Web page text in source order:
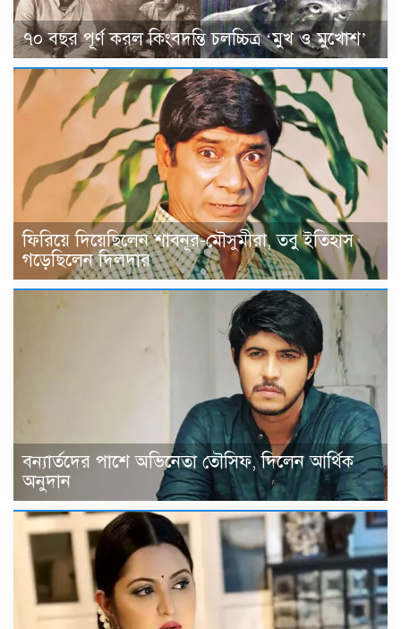
৭০ বছর পূর্ণ করল কিংবদন্তি চলচ্চিত্র ‘মুখ ও মুখোশ’
ফিরিয়ে দিয়েছিলেন শাবনূর-মৌসুমীরা, তবু ইতিহাস
গড়েছিলেন দিলদার
বন্যার্তদের পাশে অভিনেতা তৌসিফ, দিলেন আর্থিক
অনুদান